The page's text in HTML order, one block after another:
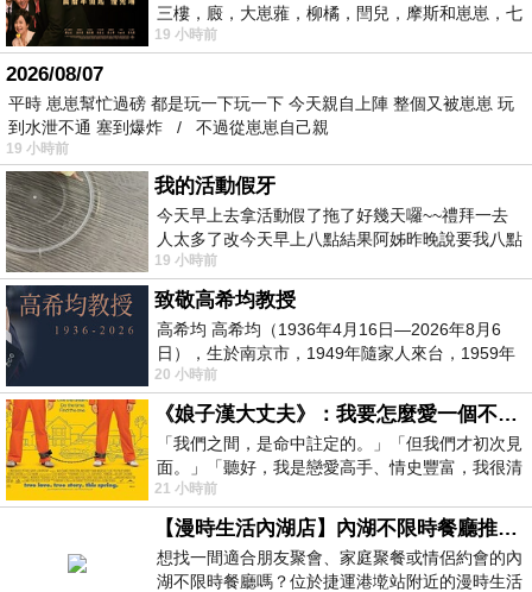
三樓，廄，大崽蕥，柳橘，閆兒，摩斯和崽崽，七
個人整整齊齊地站在鏡框之外，如同
19 小時前
2026/08/07
平時 崽崽幫忙過磅 都是玩一下玩一下 今天親自上陣 整個又被崽崽 玩
到水泄不通 塞到爆炸 / 不過從崽崽自己親
19 小時前
我的活動假牙
今天早上去拿活動假了拖了好幾天囉~~禮拜一去
人太多了改今天早上八點結果阿姊昨晚說要我八點
去西螺農會~回到莿桐都8點半多了
19 小時前
致敬高希均教授
高希均 高希均（1936年4月16日—2026年8月6
日），生於南京市，1949年隨家人來台，1959年
赴美深造並取得經濟發展博士學位。曾任
20 小時前
《娘子漢大丈夫》：我要怎麼愛一個不存在的人？
「我們之間，是命中註定的。」「但我們才初次見
面。」「聽好，我是戀愛高手、情史豐富，我很清
楚這種感覺，你我之間的那種感覺，現
21 小時前
【漫時生活內湖店】內湖不限時餐廳推薦｜捷運港墘站美食，聚餐、約會、家庭聚會首選，正餐甜點一次滿足
想找一間適合朋友聚會、家庭聚餐或情侶約會的內
湖不限時餐廳嗎？位於捷運港墘站附近的漫時生活